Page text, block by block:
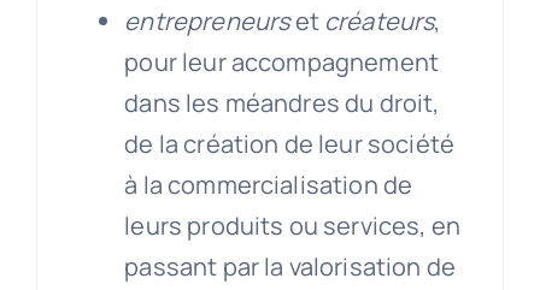
entrepreneurset créateurs,
pour leur accompagnement
dans les méandres du droit,
de la création de leur société
à la commercialisation de
leurs produits ou services, en
passant par la valorisation de